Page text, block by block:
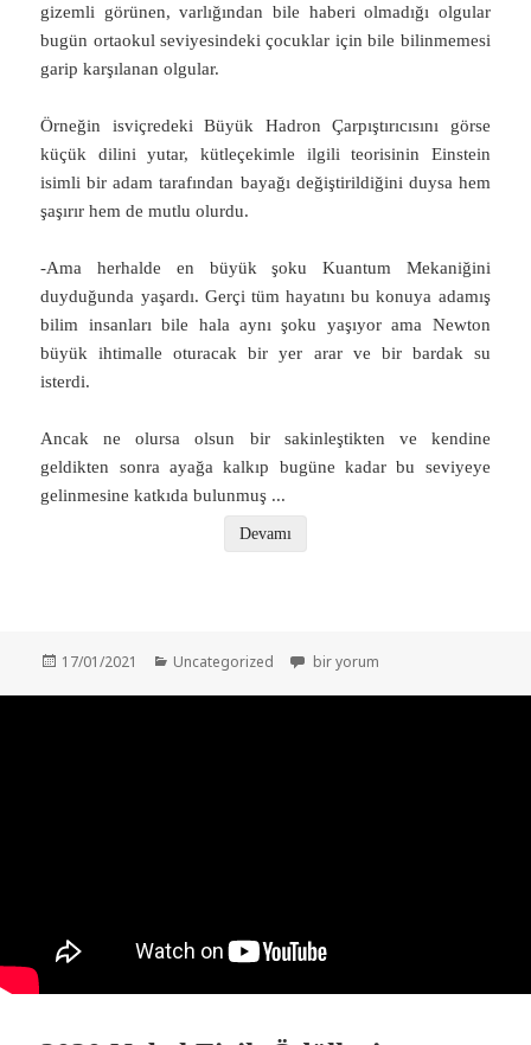
gizemli görünen, varlığından bile haberi olmadığı olgular
bugün ortaokul seviyesindeki çocuklar için bile bilinmemesi
garip karşılanan olgular.
Örneğin isviçredeki Büyük Hadron Çarpıştırıcısını görse
küçük dilini yutar, kütleçekimle ilgili teorisinin Einstein
isimli bir adam tarafından bayağı değiştirildiğini duysa hem
şaşırır hem de mutlu olurdu.
-Ama herhalde en büyük şoku Kuantum Mekaniğini
duyduğunda yaşardı. Gerçi tüm hayatını bu konuya adamış
bilim insanları bile hala aynı şoku yaşıyor ama Newton
büyük ihtimalle oturacak bir yer arar ve bir bardak su
isterdi.
Ancak ne olursa olsun bir sakinleştikten ve kendine
geldikten sonra ayağa kalkıp bugüne kadar bu seviyeye
gelinmesine katkıda bulunmuş ...
Devamı
Yayın
17/01/2021 Kategoriler
Uncategorized Fiziğin Hala Cevaplayamadığı 7
bir yorum